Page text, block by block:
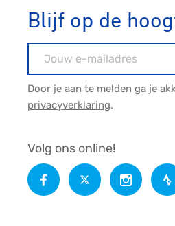
Blijf op de
Door je aan te melden ga je
privacyverklaring.
Volg ons online!